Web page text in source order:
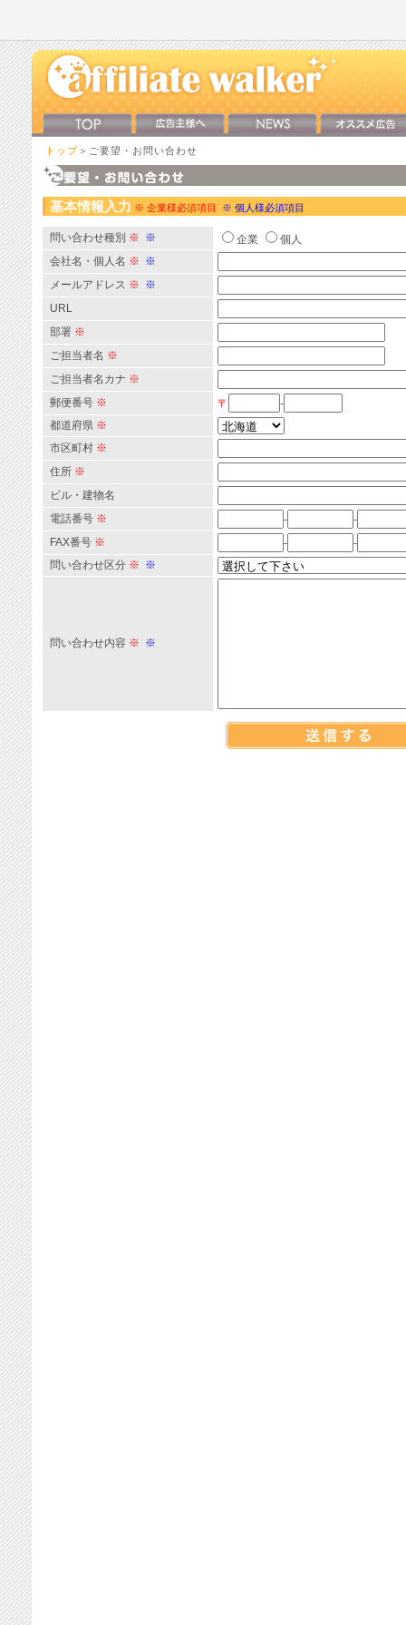
トップ ＞ご要望・お問い合わせ
基本情報入力 ※ 企業様必須項目 ※ 個人様必須項目
問い合わせ種別 ※ ※ 企業
個人
会社名・個人名 ※ ※
メールアドレス ※ ※
URL
部署 ※
ご担当者名 ※
ご担当者名カナ ※
郵便番号 ※ 〒
-
都道府県 ※
市区町村 ※
住所 ※
ビル・建物名
電話番号 ※ -
-
FAX番号 ※ -
-
問い合わせ区分 ※ ※
問い合わせ内容 ※ ※